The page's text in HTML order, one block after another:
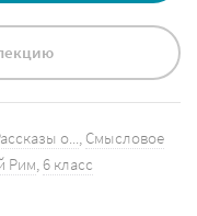
о..., Смысловое
Рим,6 класс